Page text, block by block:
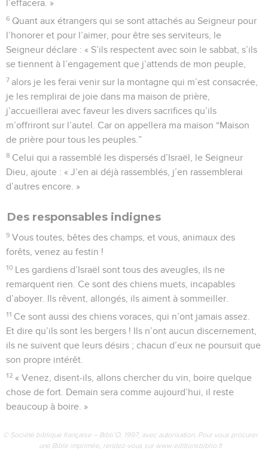
l’effacera. »
6 Quant aux étrangers qui se sont attachés au Seigneur pour
l’honorer et pour l’aimer, pour être ses serviteurs, le
Seigneur déclare : « S’ils respectent avec soin le sabbat, s’ils
se tiennent à l’engagement que j’attends de mon peuple,
7 alors je les ferai venir sur la montagne qui m’est consacrée,
je les remplirai de joie dans ma maison de prière,
j’accueillerai avec faveur les divers sacrifices qu’ils
m’offriront sur l’autel. Car on appellera ma maison “Maison
de prière pour tous les peuples.”
8 Celui qui a rassemblé les dispersés d’Israël, le Seigneur
Dieu, ajoute : « J’en ai déjà rassemblés, j’en rassemblerai
d’autres encore. »
Des responsables indignes
9 Vous toutes, bêtes des champs, et vous, animaux des
forêts, venez au festin !
10 Les gardiens d’Israël sont tous des aveugles, ils ne
remarquent rien. Ce sont des chiens muets, incapables
d’aboyer. Ils rêvent, allongés, ils aiment à sommeiller.
11 Ce sont aussi des chiens voraces, qui n’ont jamais assez.
Et dire qu’ils sont les bergers ! Ils n’ont aucun discernement,
ils ne suivent que leurs désirs ; chacun d’eux ne poursuit que
son propre intérêt.
12 « Venez, disent-ils, allons chercher du vin, boire quelque
chose de fort. Demain sera comme aujourd’hui, il reste
beaucoup à boire. »
© Société biblique française – Bibli’O, 1997, avec autorisation. Pour vous procurer
une Bible imprimée, rendez-vous sur www.editionsbiblio.fr